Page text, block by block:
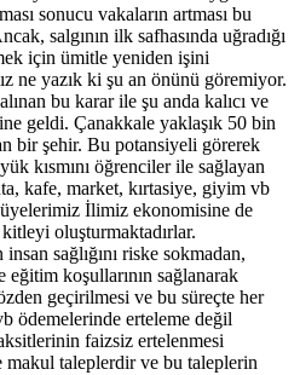
sonucu vakaların artması bu
salgının ilk safhasında uğradığı
için ümitle yeniden işini
ne yazık ki şu an önünü göremiyor.
bu karar ile şu anda kalıcı ve
geldi. Çanakkale yaklaşık 50 bin
bir şehir. Bu potansiyeli görerek
kısmını öğrenciler ile sağlayan
kafe, market, kırtasiye, giyim vb
İlimiz ekonomisine de
oluşturmaktadırlar.
sağlığını riske sokmadan,
koşullarının sağlanarak
geçirilmesi ve bu süreçte her
ödemelerinde erteleme değil
faizsiz ertelenmesi
makul taleplerdir ve bu taleplerin